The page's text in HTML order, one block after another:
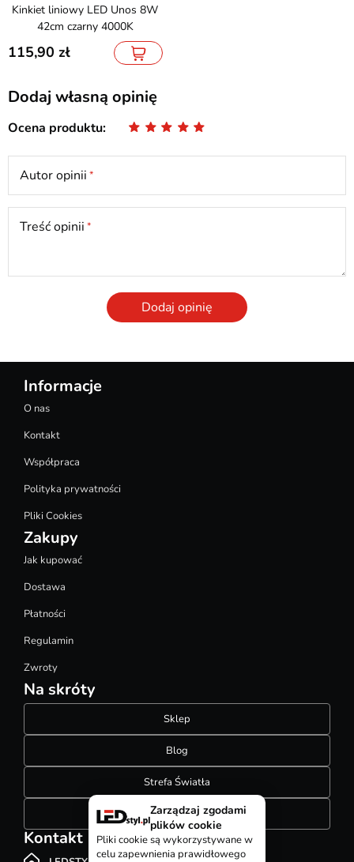
Kinkiet liniowy LED Unos 8W
42cm czarny 4000K
115,90
Dodaj własną opinię
Ocena produktu
Autor opinii
Treść opinii
Dodaj opinię
Informacje
O nas
Kontakt
Współpraca
Polityka prywatności
Pliki Cookies
Zakupy
Jak kupować
Dostawa
Płatności
Regulamin
Zwroty
Na skróty
Sklep
Blog
Strefa Światła
Konfigurator szynoprzewodów
Kontakt
Zarządzaj zgodami
plików cookie
Pliki cookie są wykorzystywane w
celu zapewnienia prawidłowego